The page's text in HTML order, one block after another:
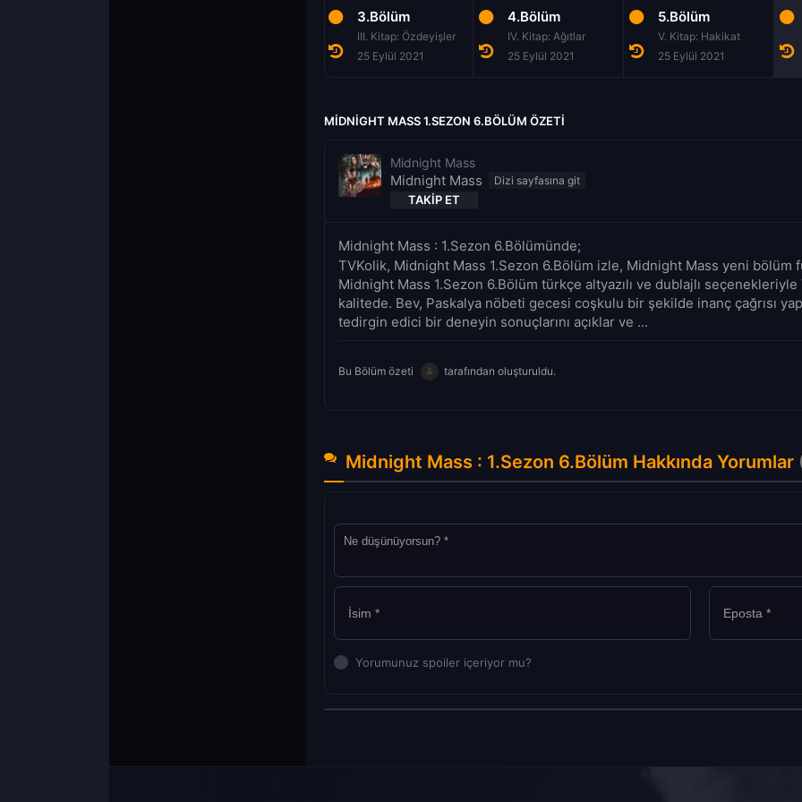
3.Bölüm
III. Kitap: Özdeyişler
25 Eylül 2021
4.Bölüm
IV. Kitap: Ağıtlar
25 Eylül 2021
5.Bölüm
V. Kitap: Hakikat
25 Eylül 2021
MIDNIGHT MASS 1.SEZON 6.BÖLÜM ÖZETI
Midnight Mass
Midnight Mass
TAKIP ET
Midnight Mass : 1.Sezon 6.Bölümünde;
TVKolik, Midnight Mass 1.Sezon 6.Bölüm izle, Midnight Mass yeni bölüm
Midnight Mass 1.Sezon 6.Bölüm türkçe altyazılı ve dublajlı
kalitede. Bev, Paskalya nöbeti gecesi coşkulu bir şekilde inanç çağrısı
tedirgin edici bir deneyin sonuçlarını açıklar ve ...
Bu Bölüm özeti tarafından oluşturuldu.
Midnight Mass : 1.Sezon 6.Bölüm Hakkında Yorumlar
Yorumunuz spoiler içeriyor mu?